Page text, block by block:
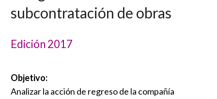
subcontratación de obras
Edición 2017
Objetivo:
Analizar la acción de regreso de la compañía